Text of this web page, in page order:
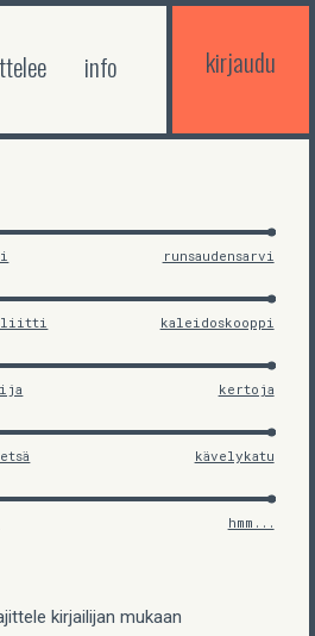
kirjaudu
info
runsaudensarvi
kaleidoskooppi
kertoja
kävelykatu
hmm...
kirjailijan mukaan